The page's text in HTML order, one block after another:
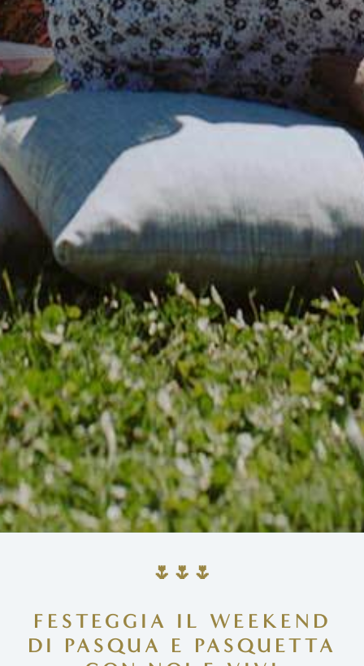
🌷🌷🌷
FESTEGGIA IL WEEKEND
DI PASQUA E PASQUETTA